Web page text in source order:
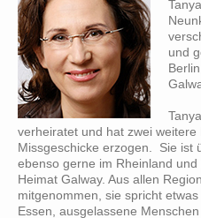
und
verheiratet und hat zwei
Missgeschicke erzogen. Sie ist
ebenso gerne im Rheinland
Heimat Galway. Aus allen
mitgenommen, sie spricht
Essen, ausgelassene